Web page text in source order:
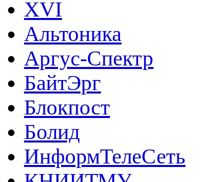
XVI
Альтоника
Аргус-Спектр
БайтЭрг
Блокпост
Болид
ИнформТелеСеть